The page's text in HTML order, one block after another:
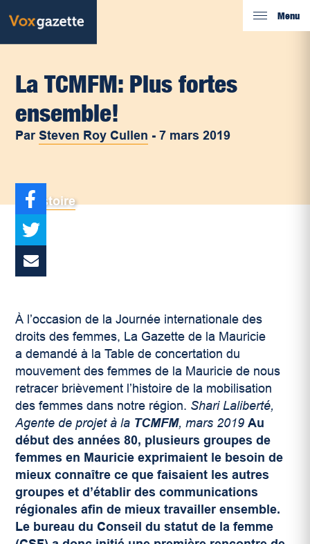
Menu
La TCMFM: Plus fortes
ensemble!
ParSteven Roy Cullen -7 mars 2019
Histoire
À l’occasion de la Journée internationale des
droits des femmes, La Gazette de la Mauricie
a demandé à la Table de concertation du
mouvement des femmes de la Mauricie de nous
retracer brièvement l’histoire de la mobilisation
des femmes dans notre région. Shari Laliberté,
Agente de projet à la TCMFM, mars 2019 Au
début des années 80, plusieurs groupes de
femmes en Mauricie exprimaient le besoin de
mieux connaître ce que faisaient les autres
groupes et d’établir des communications
régionales afin de mieux travailler ensemble.
Le bureau duConseil du statut de la femme